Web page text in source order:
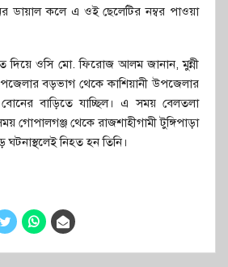
ডায়াল কলে এ ওই ছেলেটির নম্বর পাওয়া
দিয়ে ওসি মো. ফিরোজ আলম জানান, মুন্নী
উপজেলার বড়ভাগ থেকে কাশিয়ানী উপজেলার
বোনের বাড়িতে যাচ্ছিল। এ সময় বেলতলা
গোপালগঞ্জ থেকে রাজশাহীগামী টুঙ্গিপাড়া
ঘটনাস্থলেই নিহত হন তিনি।